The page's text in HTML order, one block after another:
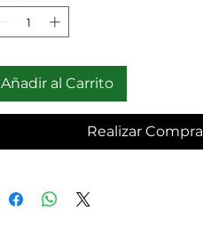
Añadir al Carrito
Realizar Compra